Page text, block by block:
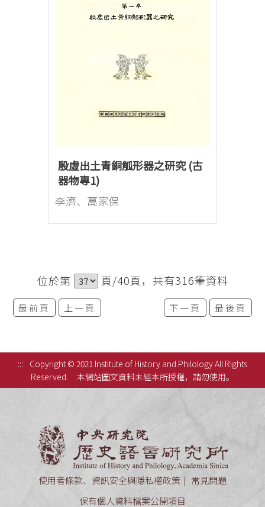
殷虛出土青銅觚形器之研究 (古
器物專1)
李濟、萬家保
位於第 頁/40頁，共有316筆資料
最前頁 上一頁 下一頁 最後頁
:::
Copyright © 2021 Institute of History and Philology All Rights
Reserved.
本網站圖文資料未經本所授權，請勿使用。
使用者條款、資訊安全與隱私權政策
常見問題
保有個人資料檔案公開項目